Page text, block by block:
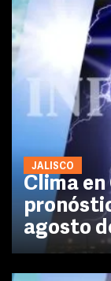
JALISCO
Clima
agosto